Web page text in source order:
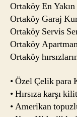
Ortaköy En
Ortaköy Garaj
Ortaköy Servis
Ortaköy
Ortaköy
• Özel Çelik para
• Hırsıza karşı
• Amerikan